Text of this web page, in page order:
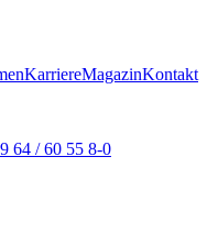
KarriereMagazinKontakt
64 / 60 55 8-0